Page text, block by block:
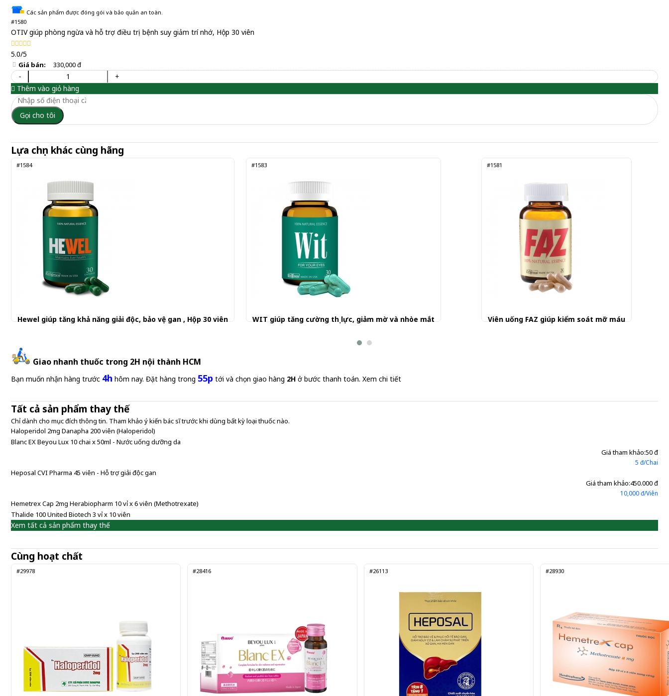
Các sản phẩm được đóng gói và bảo quản an toàn.
#1580
OTIV giúp phòng ngừa và hỗ trợ điều trị bệnh suy giảm trí nhớ, Hộp 30 viên
5.0/5
Giá bán: 330,000 đ
-
+
Thêm vào giỏ hàng
Gọi cho tôi
Lựa chọn khác cùng hãng
#1584
Hewel giúp tăng khả năng giải độc, bảo vệ gan , Hộp 30 viên
#1583
WIT giúp tăng cường thị lực, giảm mờ và nhòe mắt
#1581
Viên uống FAZ giúp kiểm soát mỡ máu
Giao nhanh thuốc trong 2H nội thành HCM
Bạn muốn nhận hàng trước 4h hôm nay. Đặt hàng trong 55p tới và chọn giao hàng 2H ở bước thanh toán. Xem chi tiết
Tất cả sản phẩm thay thế
Chỉ dành cho mục đích thông tin. Tham khảo ý kiến bác sĩ trước khi dùng bất kỳ loại thuốc nào.
Haloperidol 2mg Danapha 200 viên (Haloperidol)
Blanc EX Beyou Lux 10 chai x 50ml - Nước uống dưỡng da
Giá tham khảo:50 đ
5 đ/Chai
Heposal CVI Pharma 45 viên - Hỗ trợ giải độc gan
Giá tham khảo:450.000 đ
10,000 đ/Viên
Hemetrex Cap 2mg Herabiopharm 10 vỉ x 6 viên (Methotrexate)
Thalide 100 United Biotech 3 vỉ x 10 viên
Xem tất cả sản phẩm thay thế
Cùng hoạt chất
#29978 #28416 #26113 #28930